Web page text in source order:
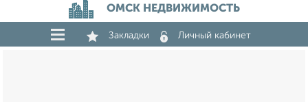
ОМСК НЕДВИЖИМОСТЬ
Закладки Личный кабинет